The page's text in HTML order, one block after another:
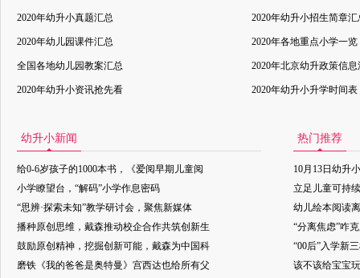
2020年幼升小真题汇总 2020年幼升小招生简章汇
2020年幼儿园课件汇总 2020年各地重点小学一览
全国各地幼儿园教案汇总 2020年北京幼升政策信息
2020年幼升小资讯抢先看 2020年幼升小升学时间表
幼升小新闻
给0-6岁孩子的1000本书，《爱阅早期儿童阅
小学瞭望台，“解码”小学作息密码
“思辨·探索未知”教学研讨会，聚焦新媒体
播种原创思维，戴森推动校企合作共筑创新生
鼓励原创精神，挖掘创新可能，戴森为中国科
磨铁《我的爸爸是奥特曼》宫西达也给所有父
热门推荐
10月13日幼升
立足儿童可持
幼儿绘本阅读
“分离焦虑”咋
“00后”入学新
该不该给宝宝